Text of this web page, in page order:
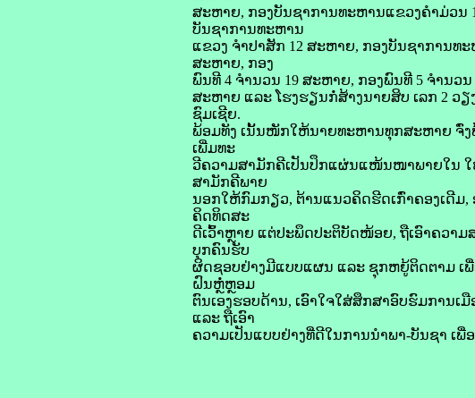
ສະຫາຍ, ກອງບັນຊາການທະຫານແຂວງຄໍາມ່ວນ
ບັນຊາການທະຫານ
ແຂວງ ຈໍາປາສັກ 12 ສະຫາຍ, ກອງບັນຊາການທ
ສະຫາຍ, ກອງ
ພົນທີ 4 ຈໍານວນ 19 ສະຫາຍ, ກອງພົນທີ 5 ຈໍານວ
ສະຫາຍ ແລະ ໂຮງຮຽນກໍ່ສ້າງນາຍສິບ ເລກ 2 ວ
ຊົມເຊີຍ.
ພ້ອມທັງ ເນັ້ນໜັກໃຫ້ນາຍທະຫານທຸກສະຫາຍ ຈົ່
ເພີ່ມທະ
ວີຄວາມສາມັກຄີເປັນປຶກແຜ່ນແໜ້ນໜາພາຍໃນ ໃ
ສາມັກຄີພາຍ
ນອກໃຫ້ກົມກຽວ, ຕ້ານແນວຄິດຮີດເກົ່າຄອງເດີມ,
ຄິດທິດສະ
ດີເວົ້າຫຼາຍ ແຕ່ປະພຶດປະຕິບັດໜ້ອຍ, ຖືເອົາຄວາ
ບຸກຄົນຮັບ
ຜິດຊອບຢ່າງມີແບບແຜນ ແລະ ຊຸກຫຍູ້ຕິດຕາມ ເ
ຝົນຫຼໍ່ຫຼອມ
ຕົນເອງຮອບດ້ານ, ເອົາໃຈໃສ່ສຶກສາອົບຮົມກາ
ແລະ ຖືເອົາ
ຄວາມເປັນແບບຢ່າງທີ່ດີໃນການນໍາພາ-ບັນຊາ ເ